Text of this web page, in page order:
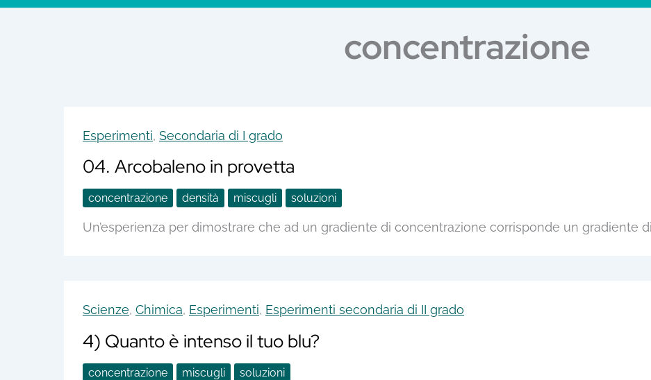
concentrazione
Esperimenti, Secondaria di I grado
04. Arcobaleno in provetta
concentrazione densità miscugli soluzioni
Un’esperienza per dimostrare che ad un gradiente di concentrazione corrisponde un gradiente
Scienze, Chimica, Esperimenti, Esperimenti secondaria di II grado
4) Quanto è intenso il tuo blu?
concentrazione miscugli soluzioni